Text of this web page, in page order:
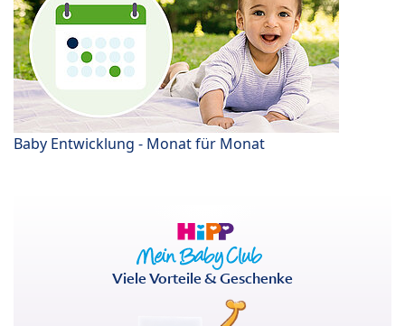
Baby Entwicklung - Monat für Monat
Viele Vorteile & Geschenke